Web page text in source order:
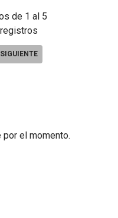
de 1 al 5
SIGUIENTE
el momento.